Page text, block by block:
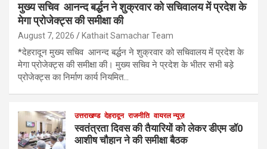
मुख्य सचिव आनन्द बर्द्धन ने शुक्रवार को सचिवालय में प्रदेश के
मेगा प्रोजेक्ट्स की समीक्षा की
August 7, 2026 Kathait Samachar Team
*देहरादून मुख्य सचिव आनन्द बर्द्धन ने शुक्रवार को सचिवालय में प्रदेश के
मेगा प्रोजेक्ट्स की समीक्षा की। मुख्य सचिव ने प्रदेश के भीतर सभी बड़े
प्रोजेक्ट्स का निर्माण कार्य नियमित…
उत्तराखण्ड देहरादून राजनीति वायरल न्यूज़
स्वतंत्रता दिवस की तैयारियों को लेकर डीएम डॉ0
आशीष चौहान ने की समीक्षा बैठक